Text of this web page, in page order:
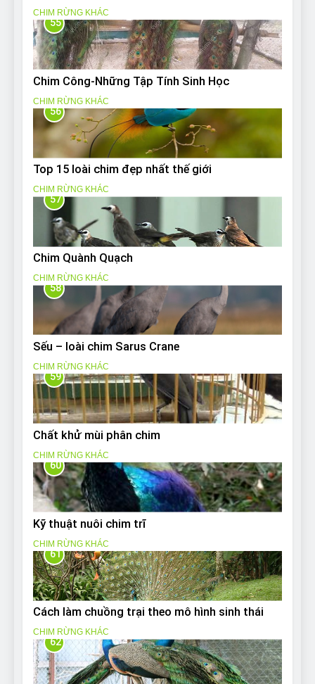
CHIM RỪNG KHÁC
55
Chim Công-Những Tập Tính Sinh Học
CHIM RỪNG KHÁC
56
Top 15 loài chim đẹp nhất thế giới
CHIM RỪNG KHÁC
57
Chim Quành Quạch
CHIM RỪNG KHÁC
58
Sếu – loài chim Sarus Crane
CHIM RỪNG KHÁC
59
Chất khử mùi phân chim
CHIM RỪNG KHÁC
60
Kỹ thuật nuôi chim trĩ
CHIM RỪNG KHÁC
61
Cách làm chuồng trại theo mô hình sinh thái
CHIM RỪNG KHÁC
62